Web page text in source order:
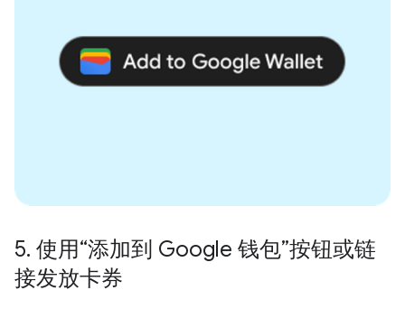
5. 使用“添加到 Google 钱包”按钮或链
接发放卡券